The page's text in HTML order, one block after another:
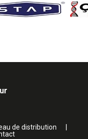
de distribution
|